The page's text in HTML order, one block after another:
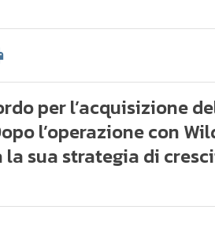
per l’acquisizione
l’operazione con
sua strategia di